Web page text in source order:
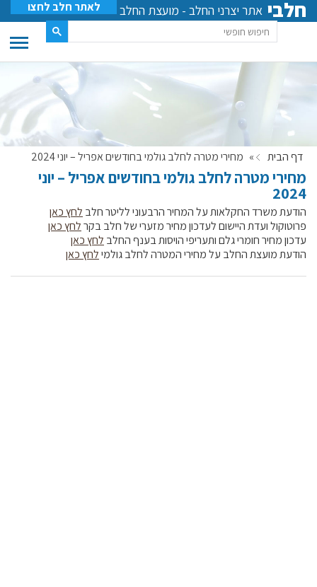
חלבי אתר יצרני החלב - מועצת החלב לאתר חלב לחצו
דף הבית » מחירי מטרה לחלב גולמי בחודשים אפריל – יוני 2024
מחירי מטרה לחלב גולמי בחודשים אפריל – יוני
2024
הודעת משרד החקלאות על המחיר הרבעוני לליטר חלב לחץ כאן
פרוטוקול ועדת היישום לעדכון מחיר מזערי של חלב בקרלחץ כאן
עדכון מחיר חומרי גלם ותעריפי הויסות בענף החלב לחץ כאן
הודעת מועצת החלב על מחירי המטרה לחלב גולמילחץ כאן